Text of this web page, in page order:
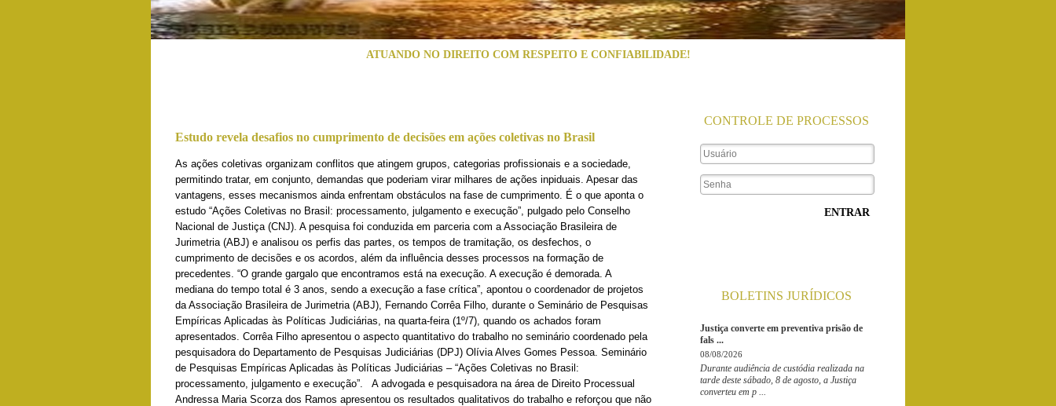
ATUANDO NO DIREITO COM RESPEITO E CONFIABILIDADE!
CONTROLE DE PROCESSOS
ENTRAR
BOLETINS JURÍDICOS
Justiça converte em preventiva prisão de
fals ...
08/08/2026
Durante audiência de custódia realizada na
tarde deste sábado, 8 de agosto, a Justiça
converteu em p ...
Estudo revela desafios no cumprimento de decisões em ações coletivas no Brasil
As ações coletivas organizam conflitos que atingem grupos, categorias profissionais e a sociedade,
permitindo tratar, em conjunto, demandas que poderiam virar milhares de ações inpiduais. Apesar das
vantagens, esses mecanismos ainda enfrentam obstáculos na fase de cumprimento. É o que aponta o
estudo “Ações Coletivas no Brasil: processamento, julgamento e execução”, pulgado pelo Conselho
Nacional de Justiça (CNJ). A pesquisa foi conduzida em parceria com a Associação Brasileira de
Jurimetria (ABJ) e analisou os perfis das partes, os tempos de tramitação, os desfechos, o
cumprimento de decisões e os acordos, além da influência desses processos na formação de
precedentes. “O grande gargalo que encontramos está na execução. A execução é demorada. A
mediana do tempo total é 3 anos, sendo a execução a fase crítica”, apontou o coordenador de projetos
da Associação Brasileira de Jurimetria (ABJ), Fernando Corrêa Filho, durante o Seminário de Pesquisas
Empíricas Aplicadas às Políticas Judiciárias, na quarta-feira (1º/7), quando os achados foram
apresentados. Corrêa Filho apresentou o aspecto quantitativo do trabalho no seminário coordenado pela
pesquisadora do Departamento de Pesquisas Judiciárias (DPJ) Olívia Alves Gomes Pessoa. Seminário
de Pesquisas Empíricas Aplicadas às Políticas Judiciárias – “Ações Coletivas no Brasil:
processamento, julgamento e execução”. A advogada e pesquisadora na área de Direito Processual
Andressa Maria Scorza dos Ramos apresentou os resultados qualitativos do trabalho e reforçou que não